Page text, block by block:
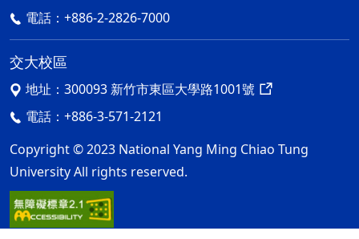
電話： +886-2-2826-7000
交大校區
地址： 300093 新竹市東區大學路1001號
電話： +886-3-571-2121
Copyright © 2023 National Yang Ming Chiao Tung
University All rights reserved.